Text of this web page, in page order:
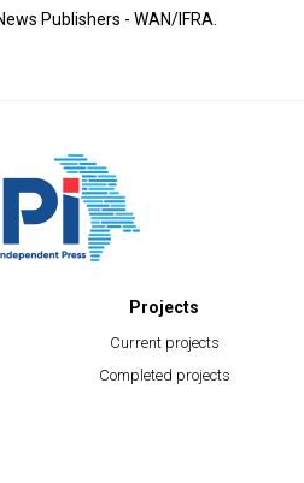
Publishers - WAN/IFRA.
Projects
Current projects
Completed projects